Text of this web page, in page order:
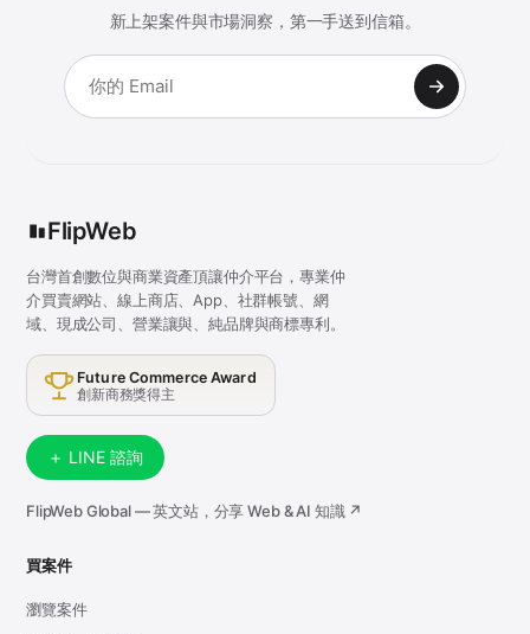
新上架案件與市場洞察，第一手送到信箱。
FlipWeb
台灣首創數位與商業資產頂讓仲介平台，專業仲
介買賣網站、線上商店、App、社群帳號、網
域、現成公司、營業讓與、純品牌與商標專利。
Future Commerce Award
創新商務獎得主
＋ LINE 諮詢
FlipWeb Global — 英文站，分享 Web & AI 知識 ↗
買案件
瀏覽案件